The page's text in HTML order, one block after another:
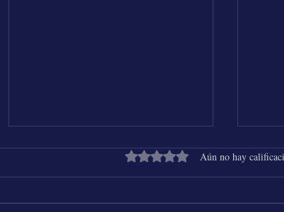
Obtuvo 0 de 5 estrellas.
Aún no hay